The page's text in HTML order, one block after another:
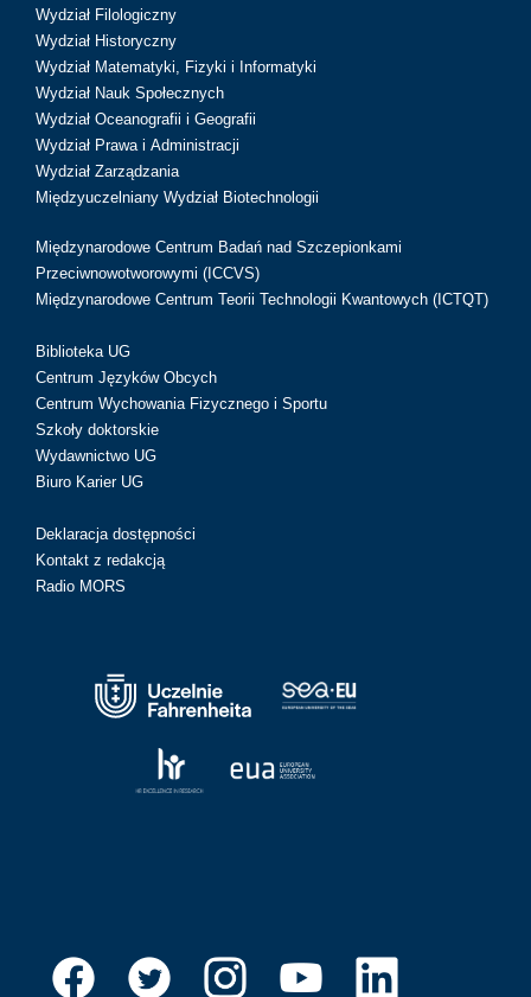
Wydział Filologiczny
Wydział Historyczny
Wydział Matematyki, Fizyki i Informatyki
Wydział Nauk Społecznych
Wydział Oceanografii i Geografii
Wydział Prawa i Administracji
Wydział Zarządzania
Międzyuczelniany Wydział Biotechnologii
Międzynarodowe Centrum Badań nad Szczepionkami
Przeciwnowotworowymi (ICCVS)
Międzynarodowe Centrum Teorii Technologii Kwantowych (ICTQT)
Biblioteka UG
Centrum Języków Obcych
Centrum Wychowania Fizycznego i Sportu
Szkoły doktorskie
Wydawnictwo UG
Biuro Karier UG
Deklaracja dostępności
Kontakt z redakcją
Radio MORS